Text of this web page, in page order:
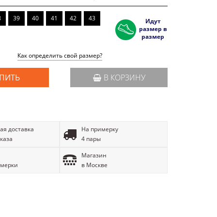
39 40 41 42 43
Идут
размер в
размер
Как определить свой размер?
В КОРЗИНУ
доставка
На примерку
4 пары
Магазин
в Москве